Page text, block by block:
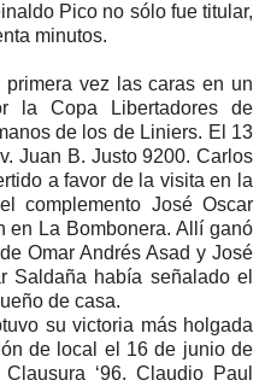
Pico no sólo fue titular,
minutos.
vez las caras en un
la Copa Libertadores de
de los de Liniers. El 13
Juan B. Justo 9200. Carlos
a favor de la visita en la
complemento José Oscar
en La Bombonera. Allí ganó
Omar Andrés Asad y José
Saldaña había señalado el
de casa.
su victoria más holgada
de local el 16 de junio de
‘96. Claudio Paul